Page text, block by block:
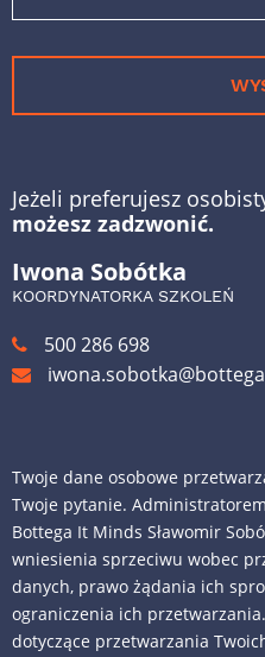
Jeżeli preferujesz
możesz zadzwonić.
Iwona Sobótka
KOORDYNATORKA SZKOLEŃ
500 286 698
Twoje dane osobowe
Twoje pytanie.
Bottega It Minds Sławomir
wniesienia sprzeciwu wobec
danych, prawo żądania ich
ograniczenia ich
dotyczące przetwarzania